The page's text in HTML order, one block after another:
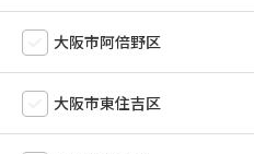
大阪市阿倍野区
大阪市東住吉区